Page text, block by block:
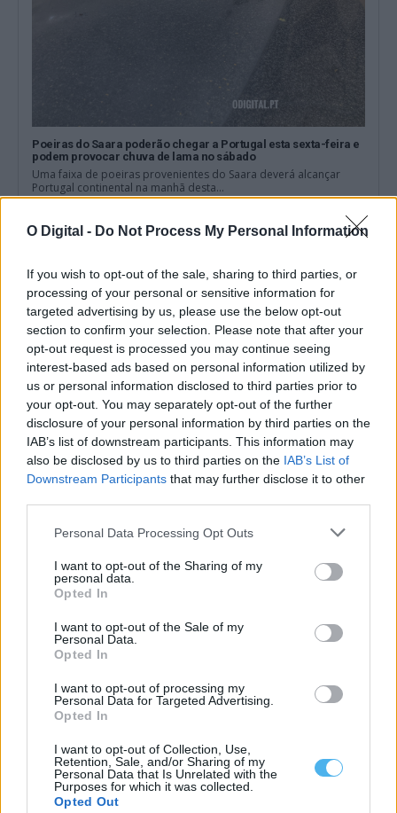
O Digital - Do Not Process My Personal Information
If you wish to opt-out of the sale, sharing to third parties, or
processing of your personal or sensitive information for
targeted advertising by us, please use the below opt-out
section to confirm your selection. Please note that after your
opt-out request is processed you may continue seeing
interest-based ads based on personal information utilized by
us or personal information disclosed to third parties prior to
your opt-out. You may separately opt-out of the further
disclosure of your personal information by third parties on the
IAB’s list of downstream participants. This information may
also be disclosed by us to third parties on the IAB’s List of
Downstream Participants that may further disclose it to other
Personal Data Processing Opt Outs
I want to opt-out of the Sharing of my
personal data.
Opted In
I want to opt-out of the Sale of my
Personal Data.
Opted In
I want to opt-out of processing my
Personal Data for Targeted Advertising.
Opted In
I want to opt-out of Collection, Use,
Retention, Sale, and/or Sharing of my
Personal Data that Is Unrelated with the
Purposes for which it was collected.
Opted Out
Poeiras do Saara poderão chegar a Portugal esta sexta-feira e
podem provocar chuva de lama no sábado
Uma faixa de poeiras provenientes do Saara deverá alcançar
Portugal continental na manhã desta...
Parque Eólico do Sudoeste: Organização contesta projeto e
pede estudo dos impactos cumulativos
6 Agosto, 2026 - 11:59
Bombeiros passam a ter mais apoios nas propinas e na justiça
com nova lei